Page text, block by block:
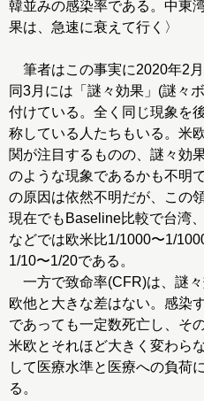
韓並みの感染率である。中東
果は、急速に衰えて行く〉
筆者はこの事実に2020年2月
同3月には「謎々効果」(謎々
付けている。全く同じ現象を
称している人たちもいる。米
関が注目するものの、謎々効
のような現象であるかも不明
の原因は依然不明だが、この
現在でもBaseline比較で台湾
などでは欧米比1/1000〜1/
1/10〜1/20である。
一方で致命率(CFR)は、謎
欧他と大きな差はない。感染
であっても一定数死亡し、そ
米欧とそれほど大きく変わら
して医療水準と医療への負荷
る。